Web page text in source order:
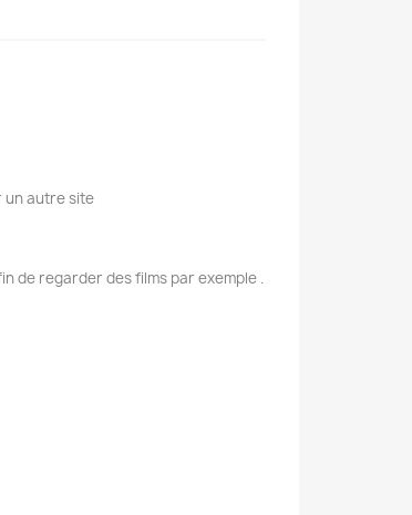
un autre site
de regarder des films par exemple .